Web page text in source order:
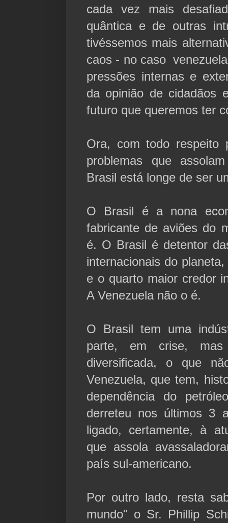
cada vez mais
quântica e de outras
tivéssemos mais
caos - no caso
pressões internas e
da opinião de cidadãos
futuro que queremos ter
Ora, com todo respeito
problemas que
Brasil está longe de ser
O Brasil é a nona
fabricante de aviões do
é. O Brasil é detentor
internacionais do
e o quarto maior credor
A Venezuela não o é.
O Brasil tem uma
parte, em crise,
diversificada, o que
Venezuela, que tem,
dependência do
derreteu nos últimos 3
ligado, certamente, à
que assola
país sul-americano.
Por outro lado, resta
mundo" o Sr. Phillip